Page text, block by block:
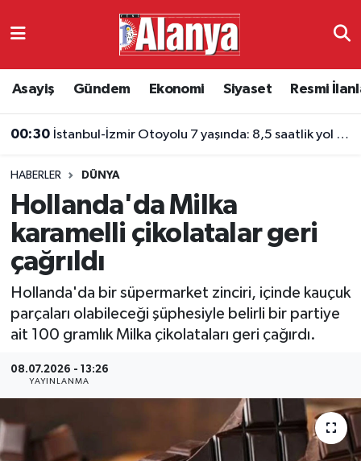
Asayiş Gündem Ekonomi Siyaset Resmi
00:30 İstanbul-İzmir Otoyolu 7 yaşında: 8,5 saatlik yol 3,5 saate indi
HABERLER DÜNYA
Hollanda'da Milka
karamelli çikolatalar geri
çağrıldı
Hollanda'da bir süpermarket zinciri, içinde kauçuk
parçaları olabileceği şüphesiyle belirli bir partiye
ait 100 gramlık Milka çikolataları geri çağırdı.
08.07.2026 - 13:26
YAYINLANMA
Ekonomi
Resmi İlanlar
Alanyaspor
Turizm
Antalya Namaz Vakitleri
Süper Lig Puan Durumu ve Fikstür
Tüm Manşetler
Son Dakika Haberleri